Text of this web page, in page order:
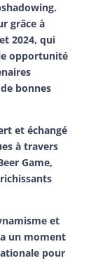
grâce à
2024, qui
opportunité
bonnes
et échangé
à travers
Game,
et
un moment
pour